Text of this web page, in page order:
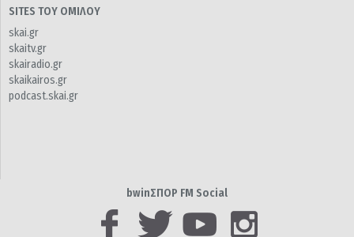
SITES ΤΟΥ ΟΜΙΛΟΥ
skai.gr
skaitv.gr
skairadio.gr
skaikairos.gr
podcast.skai.gr
bwinΣΠΟΡ FM Social